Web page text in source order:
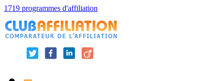
1719 programmes d'affiliation